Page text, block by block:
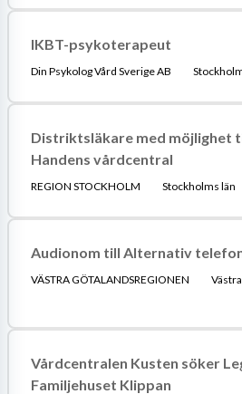
IKBT-psykoterapeut
Din Psykolog Vård Sverige AB
Distriktsläkare med möjlighet
Handens vårdcentral
REGION STOCKHOLM Stockholms län
Audionom till Alternativ
VÄSTRA GÖTALANDSREGIONEN
Vårdcentralen Kusten söker
Familjehuset Klippan